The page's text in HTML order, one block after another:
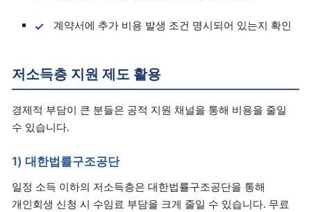
계약서에 추가 비용 발생 조건 명시되어 있는지 확인
저소득층 지원 제도 활용
경제적 부담이 큰 분들은 공적 지원 채널을 통해 비용을 줄일
수 있습니다.
1) 대한법률구조공단
일정 소득 이하의 저소득층은 대한법률구조공단을 통해
개인회생 신청 시 수임료 부담을 크게 줄일 수 있습니다. 무료